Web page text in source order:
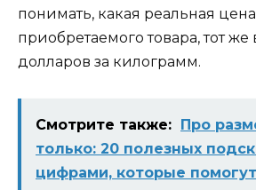
понимать, какая реальная
приобретаемого товара, тот же
долларов за килограмм.
Смотрите также: Про
только: 20 полезных
цифрами, которые